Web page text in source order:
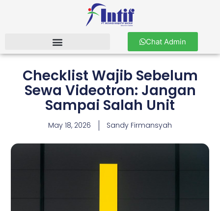
Chat Admin
Checklist Wajib Sebelum
Sewa Videotron: Jangan
Sampai Salah Unit
May 18, 2026 Sandy Firmansyah